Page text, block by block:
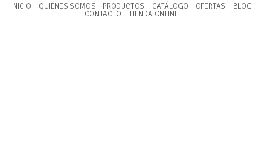
INICIO QUIÉNES SOMOS PRODUCTOS CATÁLOGO OFERTAS
BLOG
CONTACTO
TIENDA ONLINE